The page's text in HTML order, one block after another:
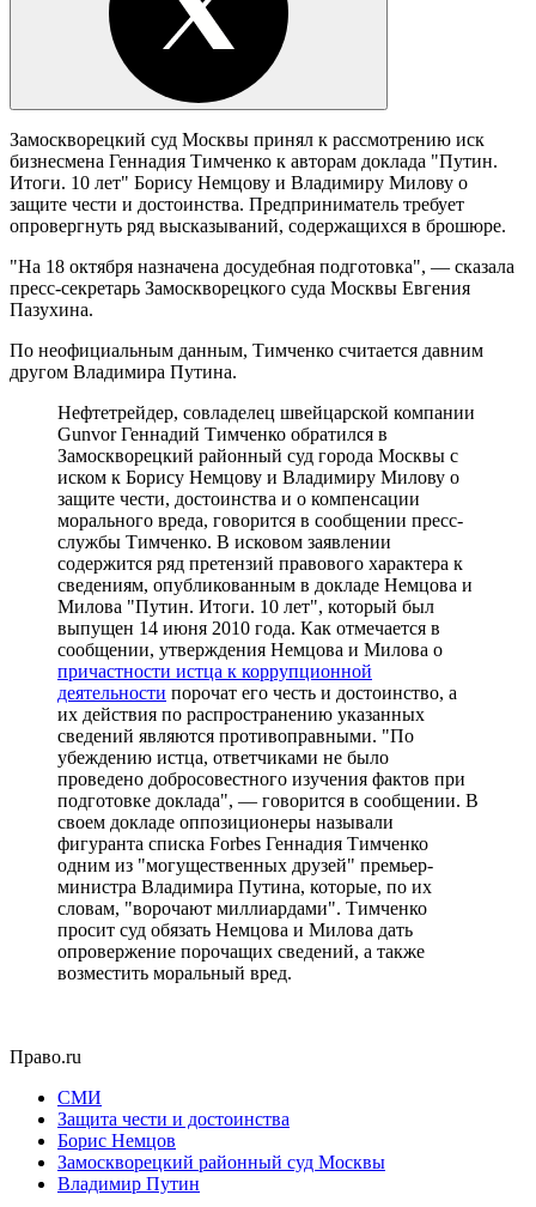
Замоскворецкий суд Москвы принял к рассмотрению иск
бизнесмена Геннадия Тимченко к авторам доклада "Путин.
Итоги. 10 лет" Борису Немцову и Владимиру Милову о
защите чести и достоинства. Предприниматель требует
опровергнуть ряд высказываний, содержащихся в брошюре.
"На 18 октября назначена досудебная подготовка", — сказала
пресс-секретарь Замоскворецкого суда Москвы Евгения
Пазухина.
По неофициальным данным, Тимченко считается давним
другом Владимира Путина.
Нефтетрейдер, совладелец швейцарской компании
Gunvor Геннадий Тимченко обратился в
Замоскворецкий районный суд города Москвы с
иском к Борису Немцову и Владимиру Милову о
защите чести, достоинства и о компенсации
морального вреда, говорится в сообщении пресс-
службы Тимченко. В исковом заявлении
содержится ряд претензий правового характера к
сведениям, опубликованным в докладе Немцова и
Милова "Путин. Итоги. 10 лет", который был
выпущен 14 июня 2010 года. Как отмечается в
сообщении, утверждения Немцова и Милова о
причастности истца к коррупционной
деятельности порочат его честь и достоинство, а
их действия по распространению указанных
сведений являются противоправными. "По
убеждению истца, ответчиками не было
проведено добросовестного изучения фактов при
подготовке доклада", — говорится в сообщении. В
своем докладе оппозиционеры называли
фигуранта списка Forbes Геннадия Тимченко
одним из "могущественных друзей" премьер-
министра Владимира Путина, которые, по их
словам, "ворочают миллиардами". Тимченко
просит суд обязать Немцова и Милова дать
опровержение порочащих сведений, а также
возместить моральный вред.
Право.ru
СМИ
Защита чести и достоинства
Борис Немцов
Замоскворецкий районный суд Москвы
Владимир Путин